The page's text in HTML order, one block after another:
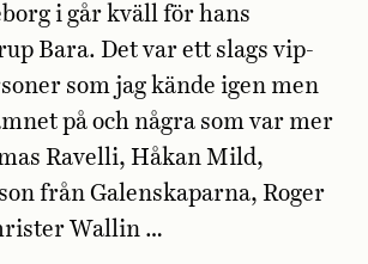
i går kväll för hans
Bara. Det var ett slags vip-
som jag kände igen men
på och några som var mer
Ravelli, Håkan Mild,
från Galenskaparna, Roger
Wallin …